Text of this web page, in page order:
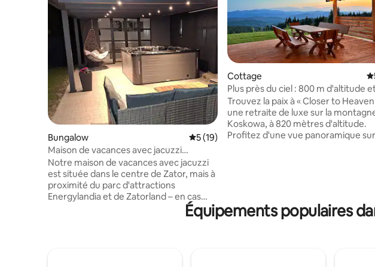
Bungalow Évaluation moyenne sur la base de 19
5 (19)
Maison de vacances avec jacuzzi
Energylandia centre de Zator
Notre maison de vacances avec jacuzzi
est située dans le centre de Zator, mais à
proximité du parc d'attractions
Energylandia et de Zatorland – en cas
d'embouteillages, vous pouvez vous y
Cottage
Plus près du ciel : 800 m d'altitude
extérieur
Trouvez la paix à « Closer to Heaven
une retraite de luxe sur la
Koskowa, à 820 mètres d'altitude.
Profitez d'une vue panoramique
sans chlore pour 5 personnes avec
2 sièges de massage inclinables. De
Équipements populaires